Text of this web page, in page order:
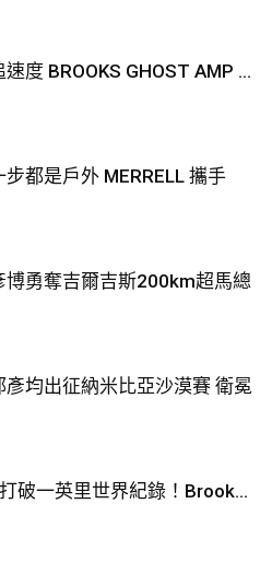
度 BROOKS GHOST AMP ...
都是戶外 MERRELL 攜手
博勇奪吉爾吉斯200km超馬總
彥均出征納米比亞沙漠賽 衛冕
破一英里世界紀錄！Brook...